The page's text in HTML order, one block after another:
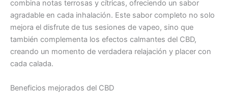
combina notas terrosas y cítricas, ofreciendo un sabor
agradable en cada inhalación. Este sabor completo no solo
mejora el disfrute de tus sesiones de vapeo, sino que
también complementa los efectos calmantes del CBD,
creando un momento de verdadera relajación y placer con
cada calada.
Beneficios mejorados del CBD